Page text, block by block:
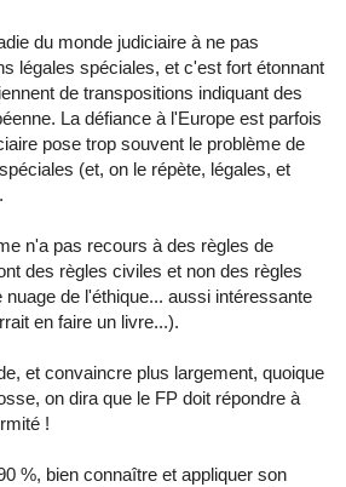
du monde judiciaire à ne pas
légales spéciales, et c'est fort étonnant
de transpositions indiquant des
La défiance à l'Europe est parfois
pose trop souvent le problème de
(et, on le répète, légales, et
n'a pas recours à des règles de
des règles civiles et non des règles
de l'éthique... aussi intéressante
en faire un livre...).
et convaincre plus largement, quoique
on dira que le FP doit répondre à
!
%, bien connaître et appliquer son